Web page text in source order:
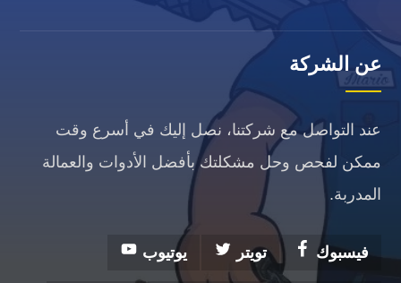
عن الشركة
عند التواصل مع شركتنا، نصل إليك في أسرع وقت
ممكن لفحص وحل مشكلتك بأفضل الأدوات والعمالة
المدربة.
فيسبوك تويتر يوتيوب